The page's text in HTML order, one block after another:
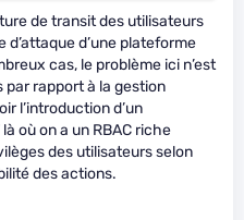
de transit des utilisateurs
d’une plateforme
cas, le problème ici n’est
par rapport à la gestion
l’introduction d’un
où on a un RBAC riche
des utilisateurs selon
des actions.